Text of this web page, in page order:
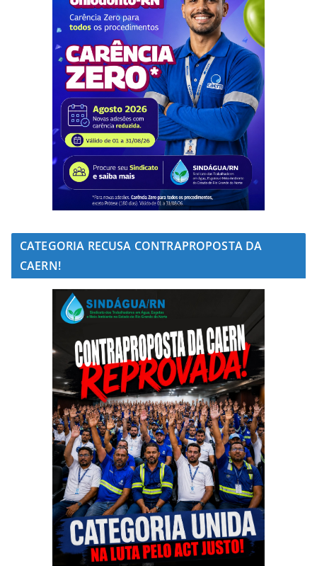
CATEGORIA RECUSA CONTRAPROPOSTA DA
CAERN!